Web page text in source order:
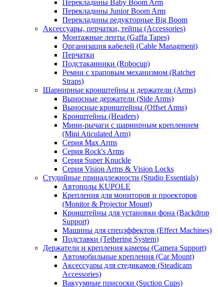
Перекладины Baby Boom Arm
Перекладины Junior Boom Arm
Перекладины редукторные Big Boom
Аксессуары, перчатки, тейпы (Accessories)
Монтажные ленты (Gaffa Tapes)
Организация кабелей (Cable Managment)
Перчатки
Подстаканники (Robocup)
Ремни с храповым механизмом (Ratchet
Straps)
Шарнирные кронштейны и держатели (Arms)
Выносные держатели (Side Arms)
Выносные кронштейны (Offset Arms)
Кронштейны (Headers)
Мини-рычаги с шарнирным креплением
(Mini Aticulated Arm)
Серия Max Arms
Серия Rock's Arms
Серия Super Knuckle
Серия Vision Arms & Vision Locks
Студийные принадлежности (Studio Essentials)
Автополы KUPOLE
Крепления для мониторов и проекторов
(Monitor & Projector Mount)
Кронштейны для установки фона (Backdrop
Support)
Машины для спецэффектов (Effect Machines)
Подставки (Tethering System)
Держатели и крепления камеры (Camera Support)
Автомобильные крепления (Car Mount)
Аксессуары для стедикамов (Steadicam
Accessories)
Вакуумные присоски (Suction Cups)